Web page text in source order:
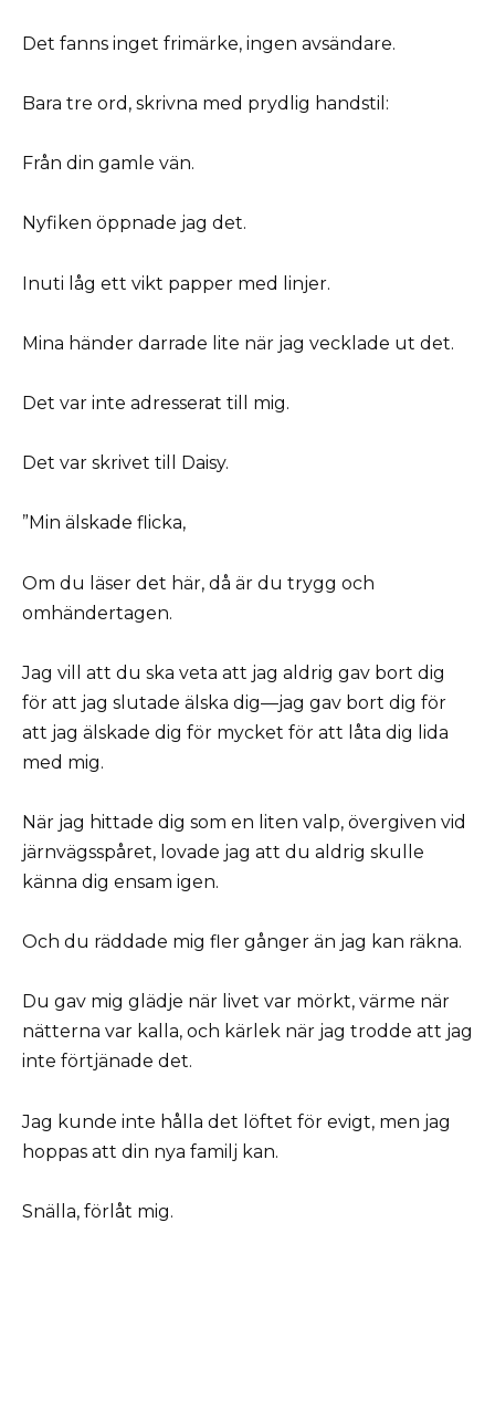
Det fanns inget frimärke, ingen avsändare.
Bara tre ord, skrivna med prydlig handstil:
Från din gamle vän.
Nyfiken öppnade jag det.
Inuti låg ett vikt papper med linjer.
Mina händer darrade lite när jag vecklade ut det.
Det var inte adresserat till mig.
Det var skrivet till Daisy.
”Min älskade flicka,
Om du läser det här, då är du trygg och
omhändertagen.
Jag vill att du ska veta att jag aldrig gav bort dig
för att jag slutade älska dig—jag gav bort dig för
att jag älskade dig för mycket för att låta dig lida
med mig.
När jag hittade dig som en liten valp, övergiven vid
järnvägsspåret, lovade jag att du aldrig skulle
känna dig ensam igen.
Och du räddade mig fler gånger än jag kan räkna.
Du gav mig glädje när livet var mörkt, värme när
nätterna var kalla, och kärlek när jag trodde att jag
inte förtjänade det.
Jag kunde inte hålla det löftet för evigt, men jag
hoppas att din nya familj kan.
Snälla, förlåt mig.